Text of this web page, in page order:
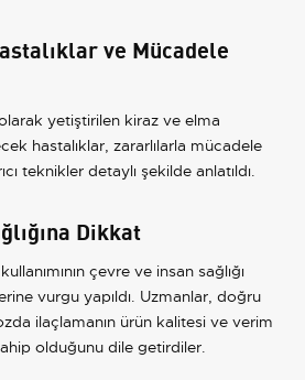
ve Mücadele
yetiştirilen kiraz ve elma
hastalıklar, zararlılarla mücadele
teknikler detaylı şekilde anlatıldı.
Dikkat
çevre ve insan sağlığı
vurgu yapıldı. Uzmanlar, doğru
ilaçlamanın ürün kalitesi ve verim
olduğunu dile getirdiler.